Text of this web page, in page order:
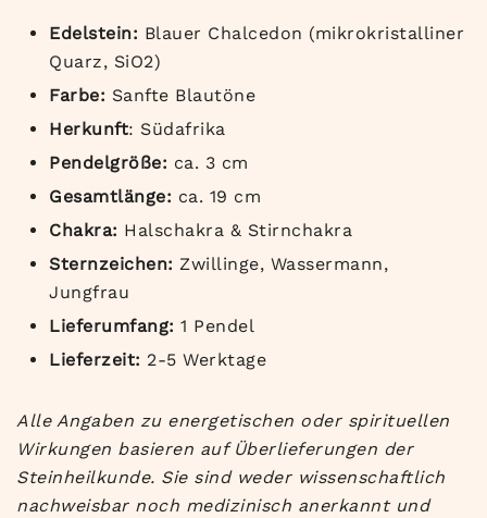
Edelstein: Blauer Chalcedon (mikrokristalliner
Quarz, SiO2)
Farbe: Sanfte Blautöne
Herkunft: Südafrika
Pendelgröße: ca. 3 cm
Gesamtlänge: ca. 19 cm
Chakra: Halschakra & Stirnchakra
Sternzeichen: Zwillinge, Wassermann,
Jungfrau
Lieferumfang: 1 Pendel
Lieferzeit: 2-5 Werktage
Alle Angaben zu energetischen oder spirituellen
Wirkungen basieren auf Überlieferungen der
Steinheilkunde. Sie sind weder wissenschaftlich
nachweisbar noch medizinisch anerkannt und